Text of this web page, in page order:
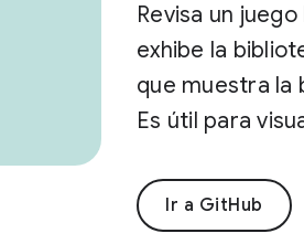
Revisa un
exhibe la
que muestra la
Es útil para
Ir a GitHub